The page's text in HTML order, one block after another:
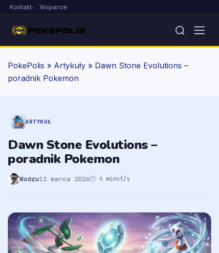
Kontakt Wsparcie
PokePolis » Artykuły » Dawn Stone Evolutions –
poradnik Pokemon
ARTYKUŁ
Dawn Stone Evolutions –
poradnik Pokemon
Wodzu12 marca 2026🕐 4 minut/y